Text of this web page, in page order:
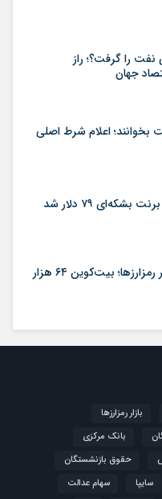
را گرفت؟؛ راز
جهان
بخوانند؛ اعلام شرط اصلی
۷۹ دلار شد
آخرین وضعیت بازار رمزارزها؛ بیت‌کوین ۶۴ هزار
بازار رمزارزها
بانک مرکزی
حقوق بازنشستگان
سایپا
سهام عدالت